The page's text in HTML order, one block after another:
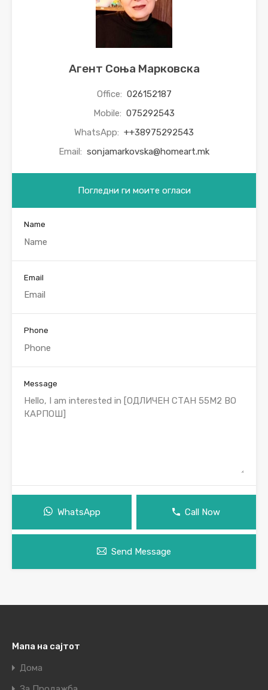
Агент Соња Марковска
Office: 026152187
Mobile: 075292543
WhatsApp: ++38975292543
Email: sonjamarkovska@homeart.mk
Погледни ги моите огласи
Name
Email
Phone
Message
WhatsApp Call Now
Send Message
Мапа на сајтот
Дома